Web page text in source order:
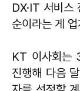
DX·IT 서비스
순이라는 게
KT 이사회는
진행해 다음